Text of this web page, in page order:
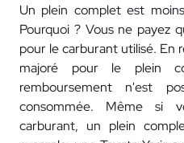
Un plein complet est
Pourquoi ? Vous ne payez
pour le carburant utilisé. En
majoré pour le plein
remboursement n'est
consommée. Même si
carburant, un plein